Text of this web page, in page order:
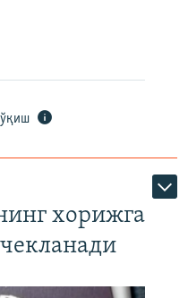
хорижга